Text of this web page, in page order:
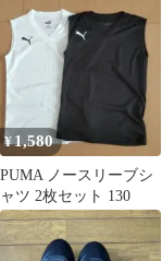
¥1,580
PUMA ノースリーブシ
ャツ 2枚セット 130